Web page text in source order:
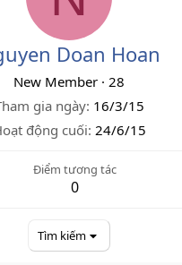
Doan Hoan
New Member · 28
gia ngày 16/3/15
động cuối 24/6/15
Điểm tương tác
0
Tìm kiếm